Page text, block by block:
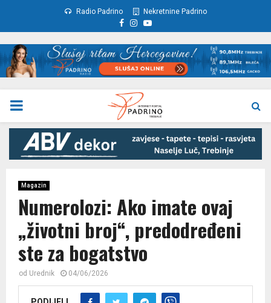
Radio Padrino Nekretnine Padrino
Facebook
Instagram
Youtube
PRIMARY
MENU
Magazin
Numerolozi: Ako imate ovaj
„životni broj“, predodređeni
ste za bogatstvo
od Urednik 04/06/2026